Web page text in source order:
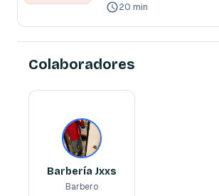
20 min
Colaboradores
Barbería Jxxs
Barbero
Barbero